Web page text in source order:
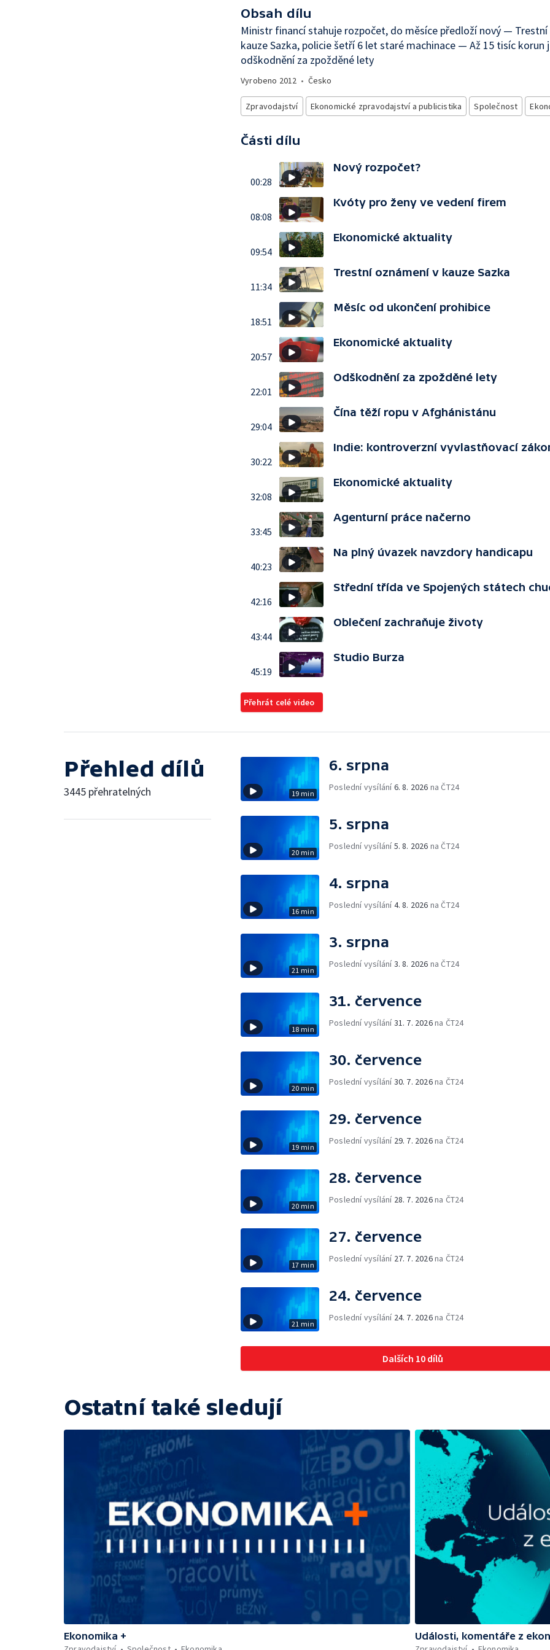
Obsah dílu
Ministr financí stahuje rozpočet, do měsíce předloží nový — Trestní
kauze Sazka, policie šetří 6 let staré machinace — Až 15 tisíc korun
odškodnění za zpožděné lety
Vyrobeno 2012 • Česko
Zpravodajství Ekonomické zpravodajství a publicistika Společnost
Části dílu
00:28
Nový rozpočet?
08:08
Kvóty pro ženy ve vedení firem
09:54
Ekonomické aktuality
11:34
Trestní oznámení v kauze Sazka
18:51
Měsíc od ukončení prohibice
20:57
Ekonomické aktuality
22:01
Odškodnění za zpožděné lety
29:04
Čína těží ropu v Afghánistánu
30:22
Indie: kontroverzní vyvlastňovací
32:08
Ekonomické aktuality
33:45
Agenturní práce načerno
40:23
Na plný úvazek navzdory handicapu
42:16
Střední třída ve Spojených státech
43:44
Oblečení zachraňuje životy
45:19
Studio Burza
Přehrát celé video
Přehled dílů
3445 přehratelných 19 min
6. srpna
Poslední vysílání6. 8. 2026 na ČT24
20 min
5. srpna
Poslední vysílání5. 8. 2026 na ČT24
16 min
4. srpna
Poslední vysílání4. 8. 2026 na ČT24
21 min
3. srpna
Poslední vysílání3. 8. 2026 na ČT24
18 min
31. července
Poslední vysílání31. 7. 2026na ČT24
20 min
30. července
Poslední vysílání30. 7. 2026na ČT24
19 min
29. července
Poslední vysílání 29. 7. 2026na ČT24
20 min
28. července
Poslední vysílání 28. 7. 2026na ČT24
17 min
27. července
Poslední vysílání 27. 7. 2026na ČT24
21 min
24. července
Poslední vysílání 24. 7. 2026na ČT24
Dalších 10 dílů
Ostatní také sledují
Ekonomika +
Události, komentáře z